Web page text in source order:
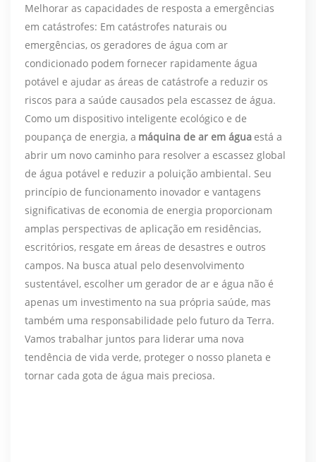
Melhorar as capacidades de resposta a emergências
em catástrofes: Em catástrofes naturais ou
emergências, os geradores de água com ar
condicionado podem fornecer rapidamente água
potável e ajudar as áreas de catástrofe a reduzir os
riscos para a saúde causados ​​pela escassez de água.
Como um dispositivo inteligente ecológico e de
poupança de energia, a máquina de ar em água está a
abrir um novo caminho para resolver a escassez global
de água potável e reduzir a poluição ambiental. Seu
princípio de funcionamento inovador e vantagens
significativas de economia de energia proporcionam
amplas perspectivas de aplicação em residências,
escritórios, resgate em áreas de desastres e outros
campos. Na busca atual pelo desenvolvimento
sustentável, escolher um gerador de ar e água não é
apenas um investimento na sua própria saúde, mas
também uma responsabilidade pelo futuro da Terra.
Vamos trabalhar juntos para liderar uma nova
tendência de vida verde, proteger o nosso planeta e
tornar cada gota de água mais preciosa.